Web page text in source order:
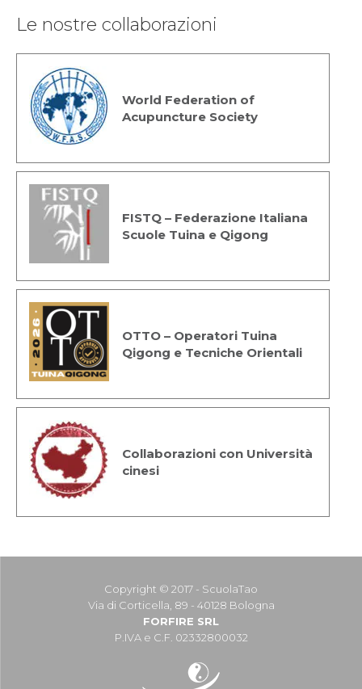
Le nostre collaborazioni
World Federation of
Acupuncture Society
FISTQ – Federazione Italiana
Scuole Tuina e Qigong
OTTO – Operatori Tuina
Qigong e Tecniche Orientali
Collaborazioni con Università
cinesi
Copyright © 2017 - ScuolaTao
Via di Corticella, 89 - 40128 Bologna
FORFIRE SRL
P.IVA e C.F. 02332800032